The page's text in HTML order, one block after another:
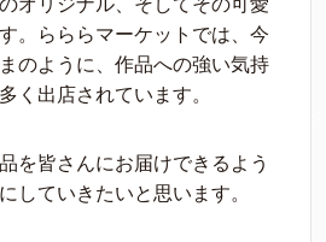
。らららマーケットでは、今
のように、作品への強い気持
く出店されています。
を皆さんにお届けできるよう
していきたいと思います。